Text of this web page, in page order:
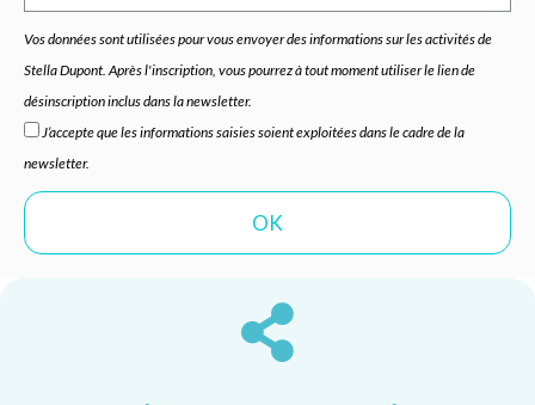
Vos données sont utilisées pour vous envoyer des informations sur les activités de
Stella Dupont. Après l'inscription, vous pourrez à tout moment utiliser le lien de
désinscription inclus dans la newsletter.
J’accepte que les informations saisies soient exploitées dans le cadre de la
newsletter.